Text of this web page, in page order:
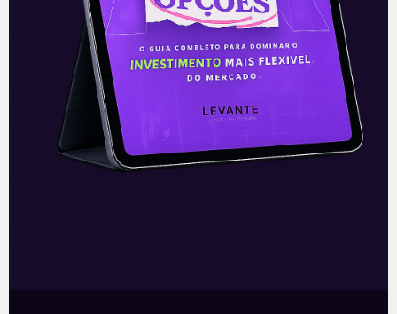
com atenções voltadas à PEC
dos Precatórios
Mercado Local → Ibovespa 102.948
pontos -1,39% Com a PEC dos
Precatórios enfrentando dificuldades no
Senado, o Ibovespa operou em queda de